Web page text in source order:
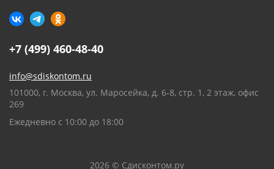
+7 (499) 460-48-40
info@sdiskontom.ru
101000, г. Москва, ул. Маросейка, д. 6-8, стр. 1, 2 этаж, офис
269
Ежедневно с 10:00 до 18:00
2026 © Сдисконтом.ру